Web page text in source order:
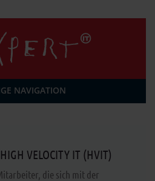
NAVIGATION
VELOCITY IT (HVIT)
die sich mit der